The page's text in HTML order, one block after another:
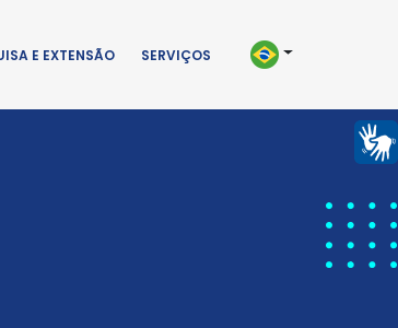
E EXTENSÃO SERVIÇOS